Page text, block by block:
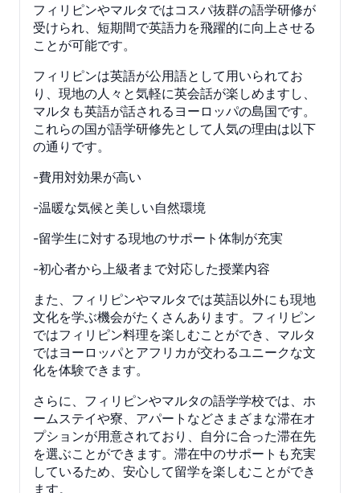
フィリピンやマルタではコスパ抜群の語学研修が
受けられ、短期間で英語力を飛躍的に向上させる
ことが可能です。
フィリピンは英語が公用語として用いられてお
り、現地の人々と気軽に英会話が楽しめますし、
マルタも英語が話されるヨーロッパの島国です。
これらの国が語学研修先として人気の理由は以下
の通りです。
-費用対効果が高い
-温暖な気候と美しい自然環境
-留学生に対する現地のサポート体制が充実
-初心者から上級者まで対応した授業内容
また、フィリピンやマルタでは英語以外にも現地
文化を学ぶ機会がたくさんあります。フィリピン
ではフィリピン料理を楽しむことができ、マルタ
ではヨーロッパとアフリカが交わるユニークな文
化を体験できます。
さらに、フィリピンやマルタの語学学校では、ホ
ームステイや寮、アパートなどさまざまな滞在オ
プションが用意されており、自分に合った滞在先
を選ぶことができます。滞在中のサポートも充実
しているため、安心して留学を楽しむことができ
ます。